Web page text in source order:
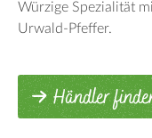
Würzige Spezialität
Urwald-Pfeffer.
Händler